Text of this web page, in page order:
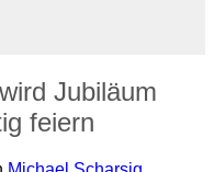
Jubiläum
feiern